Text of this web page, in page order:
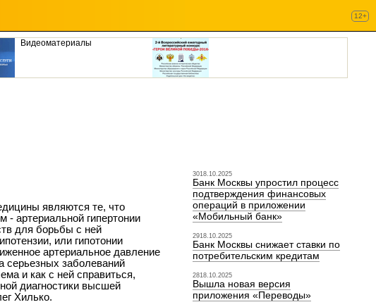
12+
Видеоматериалы
являются те, что
артериальной гипертонии
для борьбы с ней
или гипотонии
артериальное давление
серьезных заболеваний
и как с ней справиться,
диагностики высшей
Хилько.
3018.10.2025
Банк Москвы упростил процесс
подтверждения финансовых
операций в приложении
«Мобильный банк»
2918.10.2025
Банк Москвы снижает ставки по
потребительским кредитам
2818.10.2025
Вышла новая версия
приложения «Переводы»